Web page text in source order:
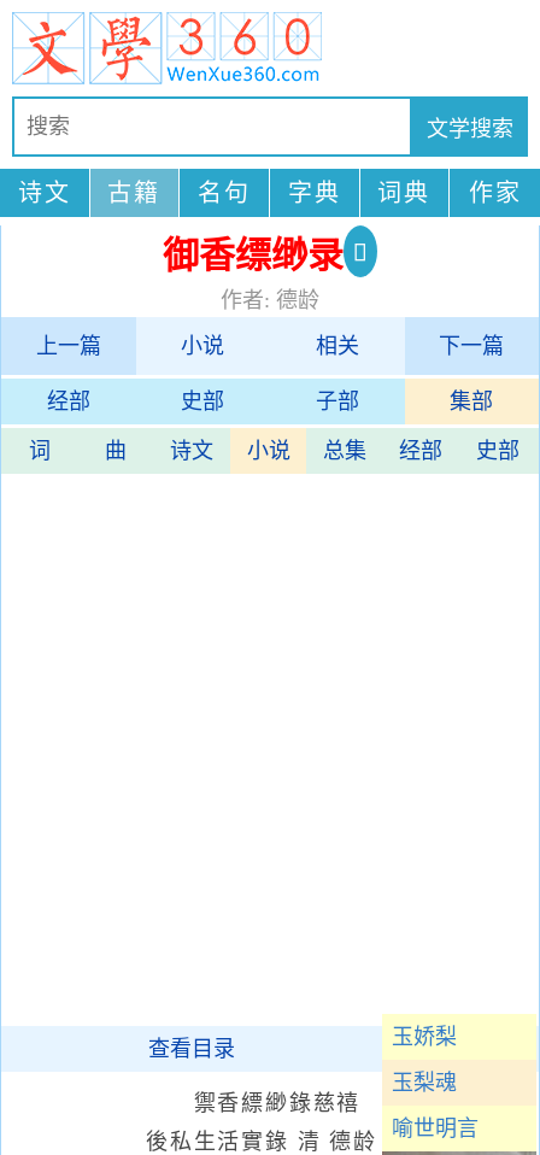
诗文 古籍 名句 字典 词典 作家
御香缥缈录
作者: 德龄
上一篇
小说 相关 下一篇
经部 史部 子部 集部
词 曲 诗文 小说 总集 经部 史部
玉娇梨
玉梨魂
喻世明言
查看目录
禦香縹緲錄慈禧
後私生活實錄 清 德龄